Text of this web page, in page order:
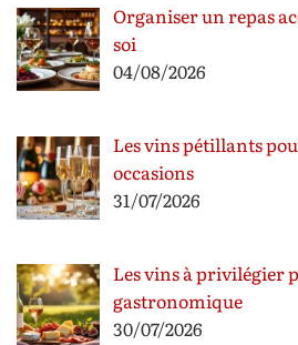
Organiser un repas
soi
04/08/2026
Les vins pétillants
occasions
31/07/2026
Les vins à privilégier
gastronomique
30/07/2026